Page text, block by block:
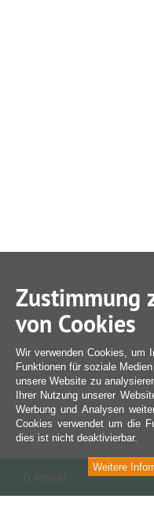
Zustimmung
von Cookies
Wir verwenden Cookies, um
Funktionen für soziale
unsere Website zu
Ihrer Nutzung unserer
Werbung und Analysen
Cookies verwendet um die
dies ist nicht deaktivierbar.
Weitere